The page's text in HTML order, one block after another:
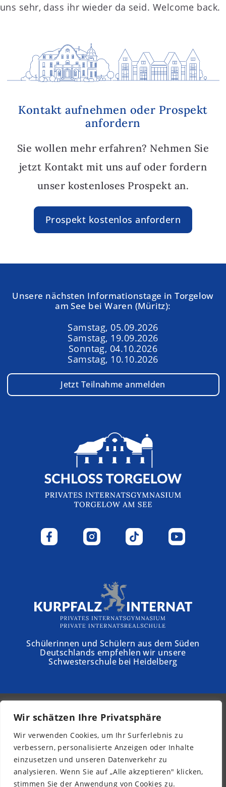
Wir schätzen Ihre Privatsphäre
Wir verwenden Cookies, um Ihr Surferlebnis zu
verbessern, personalisierte Anzeigen oder Inhalte
einzusetzen und unseren Datenverkehr zu
analysieren. Wenn Sie auf „Alle akzeptieren" klicken,
stimmen Sie der Anwendung von Cookies zu.
uns sehr, dass ihr wieder da seid. Welcome back.
Kontakt aufnehmen oder Prospekt
anfordern
Sie wollen mehr erfahren? Nehmen Sie
jetzt Kontakt mit uns auf oder fordern
unser kostenloses Prospekt an.
Prospekt kostenlos anfordern
Unsere nächsten Informationstage in Torgelow
am See bei Waren (Müritz):
Samstag, 05.09.2026
Samstag, 19.09.2026
Sonntag, 04.10.2026
Samstag, 10.10.2026
Jetzt Teilnahme anmelden
Schülerinnen und Schülern aus dem Süden
Deutschlands empfehlen wir unsere
Schwesterschule bei Heidelberg
© 2026 - Schloss Torgelow
Newsletter
Impressum
Datenschutz
Barrierefreiheit